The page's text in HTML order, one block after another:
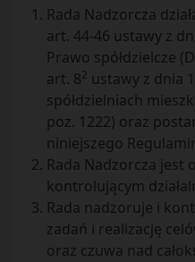
Rada Nadzorcza
art. 44-46 ustawy z
Prawo spółdzielcze
art. 82 ustawy z dnia
spółdzielniach
poz. 1222) oraz
niniejszego
Rada Nadzorcza jest
kontrolującym
Rada nadzoruje i
zadań i realizację
oraz czuwa nad